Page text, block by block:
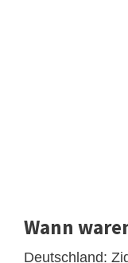
Wann
Deutschland: